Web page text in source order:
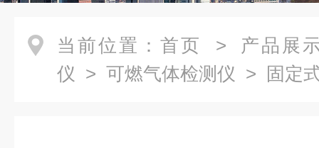
当前位置： 首页 > 产品展
仪 > 可燃气体检测仪 > 固定